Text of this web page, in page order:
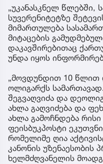
„უკანასკნელ წლებში,
სუვერენიტეტზე
მიმართულება
მიტაცების
დაკავშირებითაც
უნდა იყოს
„მოვდუნდით 10 წლით
ოლიგარქს
შეგვაღვიძა და
ახლა გაღვიძება და
ახლა გამოჩნდება რისი
ფეისბუკპოსტი
რომელიმე ღია
კანონის უზენაესობის
ხელმძღვანელის